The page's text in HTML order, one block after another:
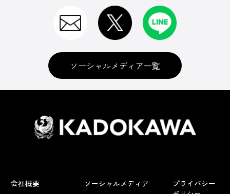
ソーシャルメディア一覧
会社概要 ソーシャルメディア
プライバシー